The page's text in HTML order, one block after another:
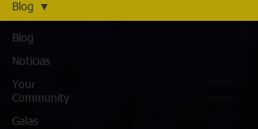
Blog
Noticias
Your
Community
Galas
Blog